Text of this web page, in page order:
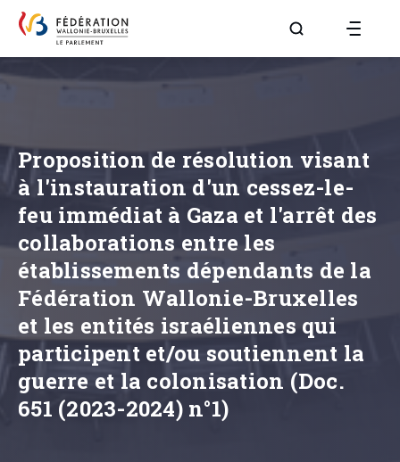
Aller à la page
Proposition de résolution visant
à l'instauration d'un cessez-le-
feu immédiat à Gaza et l'arrêt des
collaborations entre les
établissements dépendants de la
Fédération Wallonie-Bruxelles
et les entités israéliennes qui
participent et/ou soutiennent la
guerre et la colonisation (Doc.
651 (2023-2024) n°1)